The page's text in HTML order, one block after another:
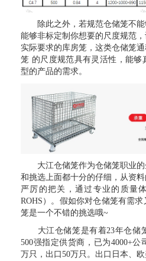
除此之外，若规范仓储笼不能
能够非标定制你想要的尺度规范
实际要求的库房笼，这类仓储笼
笼 的尺度规范具有灵活性，能够
型的产品的需求。
大江仓储笼作为仓储笼职业的
和挑选上面都十分的仔细，从资
严厉的把关，通过专业的质量
ROHS）。假如你对仓储笼有需
笼是一个不错的挑选哦~
大江仓储笼是有着23年仓储笼
500强指定供货商，已为4000+
万只，出口50万只。出口日本、